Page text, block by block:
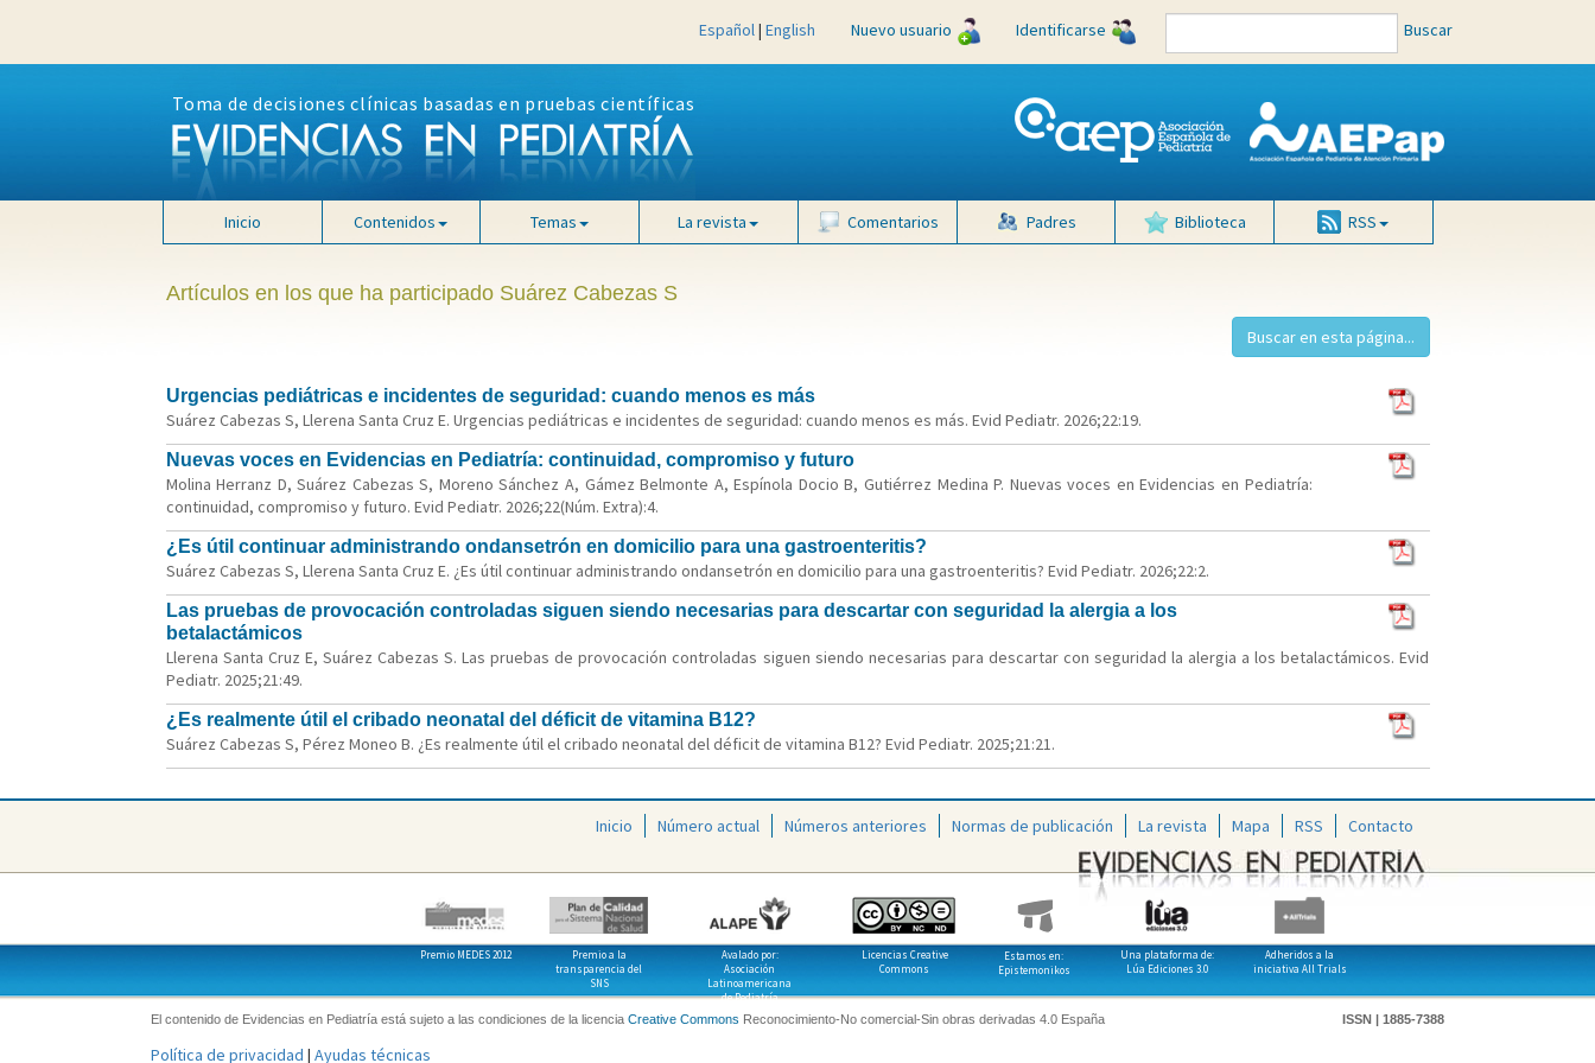
Español| English Nuevo usuario Identificarse Buscar
Toma de decisiones clínicas basadas en pruebas científicas
Inicio Contenidos Temas La revista Comentarios Padres Biblioteca RSS
Artículos en los que ha participado Suárez Cabezas S
Urgencias pediátricas e incidentes de seguridad: cuando menos es más
Suárez Cabezas S, Llerena Santa Cruz E. Urgencias pediátricas e incidentes de seguridad: cuando menos es más. Evid Pediatr. 2026;22:19.
Nuevas voces en Evidencias en Pediatría: continuidad, compromiso y futuro
Molina Herranz D, Suárez Cabezas S, Moreno Sánchez A, Gámez Belmonte A, Espínola Docio B, Gutiérrez Medina P. Nuevas voces en Evidencias en Pediatría:
continuidad, compromiso y futuro. Evid Pediatr. 2026;22(Núm. Extra):4.
¿Es útil continuar administrando ondansetrón en domicilio para una gastroenteritis?
Suárez Cabezas S, Llerena Santa Cruz E. ¿Es útil continuar administrando ondansetrón en domicilio para una gastroenteritis? Evid Pediatr. 2026;22:2.
Las pruebas de provocación controladas siguen siendo necesarias para descartar con seguridad la alergia a los
betalactámicos
Llerena Santa Cruz E, Suárez Cabezas S. Las pruebas de provocación controladas siguen siendo necesarias para descartar con seguridad la alergia a los betalactámicos. Evid
Pediatr. 2025;21:49.
¿Es realmente útil el cribado neonatal del déficit de vitamina B12?
Suárez Cabezas S, Pérez Moneo B. ¿Es realmente útil el cribado neonatal del déficit de vitamina B12? Evid Pediatr. 2025;21:21.
Inicio Número actual Números anteriores Normas de publicación La revista Mapa RSS Contacto
Premio MEDES 2012
Premio a la
transparencia del
SNS
Avalado por:
Asociación
Latinoamericana
de Pediatría
Licencias Creative
Commons
Estamos en:
Epistemonikos
Una plataforma de:
Lúa Ediciones 3.0
Adheridos a la
iniciativa All Trials
El contenido de Evidencias en Pediatría está sujeto a las condiciones de la licencia Creative Commons Reconocimiento-No comercial-Sin obras derivadas 4.0 España ISSN | 1885-7388
Política de privacidad | Ayudas técnicas